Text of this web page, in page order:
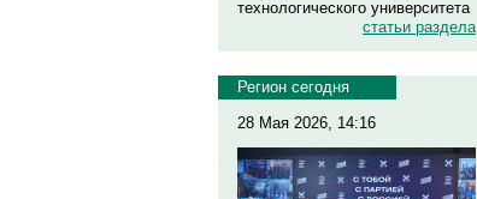
технологического университета
статьи раздела
Регион сегодня
28 Мая 2026, 14:16